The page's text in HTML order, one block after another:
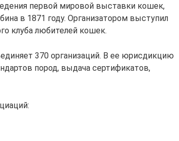
первой мировой выставки кошек,
в 1871 году. Организатором выступил
клуба любителей кошек.
370 организаций. В ее юрисдикцию
пород, выдача сертификатов,